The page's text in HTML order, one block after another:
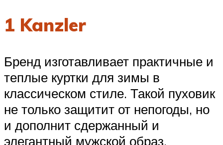
1 Kanzler
Бренд изготавливает практичные и
теплые куртки для зимы в
классическом стиле. Такой пуховик
не только защитит от непогоды, но
и дополнит сдержанный и
элегантный мужской образ.